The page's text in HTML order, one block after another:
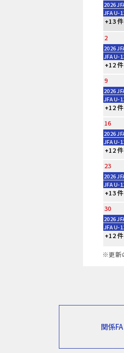
2026
JFA U-
+13 件
2
2026
JFA U-
+12 件
9
2026
JFA U-
+12 件
16
2026
JFA U-
+12 件
23
2026
JFA U-
+13 件
30
2026
JFA U-
+12 件
※更新
関係FA